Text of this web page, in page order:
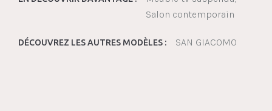
Salon contemporain
DÉCOUVREZ LES AUTRES MODÈLES : SAN GIACOMO